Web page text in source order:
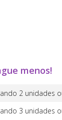
menos!
2 unidades
3 unidades